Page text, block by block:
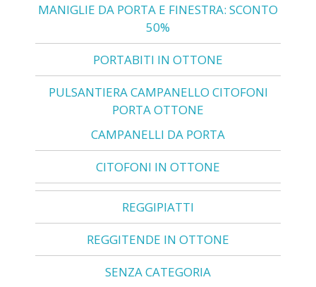
MANIGLIE DA PORTA E FINESTRA: SCONTO
50%
PORTABITI IN OTTONE
PULSANTIERA CAMPANELLO CITOFONI
PORTA OTTONE
CAMPANELLI DA PORTA
CITOFONI IN OTTONE
REGGIPIATTI
REGGITENDE IN OTTONE
SENZA CATEGORIA